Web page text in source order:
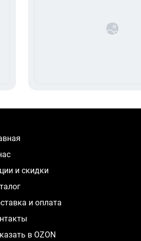
нас
и скидки
и оплата
в OZON